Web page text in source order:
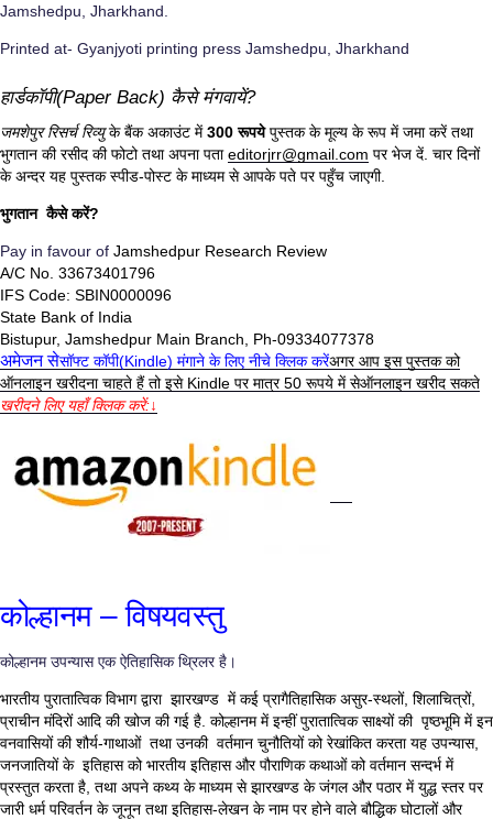
Jamshedpu, Jharkhand.
Printed at- Gyanjyoti printing press Jamshedpu, Jharkhand
हार्डकॉपी(Paper Back) कैसे मंगवायें?
जमशेपुर रिसर्च रिव्युके बैंक अकाउंट में300 रूपयेपुस्तक के मूल्य के रूप में जमा करें तथा
भुगतान की रसीद की फोटो तथा अपना पताeditorjrr@gmail.com पर भेज दें. चार दिनों
के अन्दर यह पुस्तक स्पीड-पोस्ट के माध्यम से आपके पते पर पहुँच जाएगी.
भुगतान कैसे करें?
Pay in favour of Jamshedpur Research Review
A/C No. 33673401796
IFS Code: SBIN0000096
State Bank of India
Bistupur, Jamshedpur Main Branch, Ph-09334077378
अमेजन सेसॉफ्ट कॉपी(Kindle) मंगाने के लिए नीचे क्लिक करेंअगर आप इस पुस्तक को
ऑनलाइन खरीदना चाहते हैं तो इसे Kindle पर मात्र 50 रूपये में सेऑनलाइन खरीद सकते
खरीदने लिए यहाँ क्लिक करें:↓
कोल्हानम – विषयवस्तु
कोल्हानम उपन्यास एक ऐतिहासिक थ्रिलर है।
भारतीय पुरातात्विक विभाग द्वारा झारखण्ड में कई प्रागैतिहासिक असुर-स्थलों, शिलाचित्रों,
प्राचीन मंदिरों आदि की खोज की गई है. कोल्हानम में इन्हीं पुरातात्विक साक्ष्यों की पृष्ठभूमि में इन
वनवासियों की शौर्य-गाथाओं तथा उनकी वर्तमान चुनौतियों को रेखांकित करता यह उपन्यास,
जनजातियों के इतिहास को भारतीय इतिहास और पौराणिक कथाओं को वर्तमान सन्दर्भ में
प्रस्तुत करता है, तथा अपने कथ्य के माध्यम से झारखण्ड के जंगल और पठार में युद्ध स्तर पर
जारी धर्म परिवर्तन के जूनून तथा इतिहास-लेखन के नाम पर होने वाले बौद्धिक घोटालों और